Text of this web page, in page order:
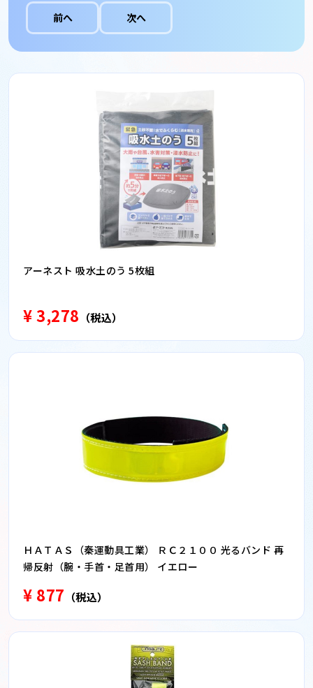
前へ 次へ
アーネスト 吸水土のう 5枚組
¥ 3,278 （税込）
ＨＡＴＡＳ（秦運動具工業） ＲＣ２１００ 光るバンド 再
帰反射（腕・手首・足首用） イエロー
¥ 877 （税込）